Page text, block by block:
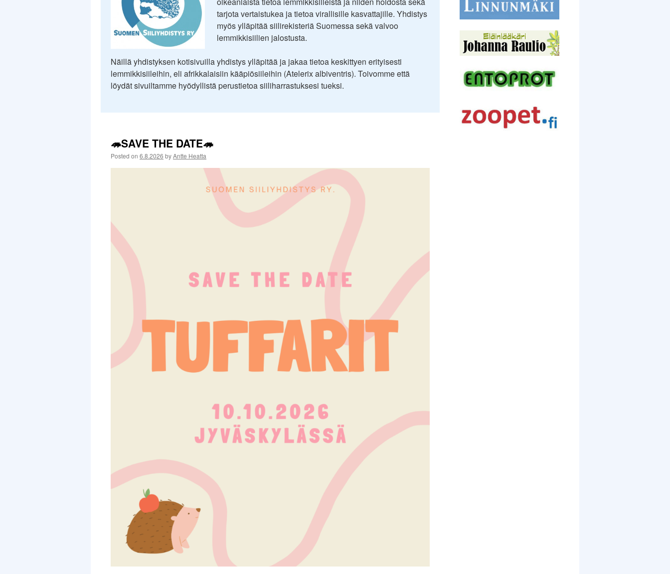
tarjota vertaistukea ja tietoa virallisille kasvattajille. Yhdistys
myös ylläpitää siilirekisteriä Suomessa sekä valvoo
lemmikkisiilien jalostusta.
Näillä yhdistyksen kotisivuilla yhdistys ylläpitää ja jakaa tietoa keskittyen erityisesti
lemmikkisiileihin, eli afrikkalaisiin kääpiösiileihin (Atelerix albiventris). Toivomme että
löydät sivuiltamme hyödyllistä perustietoa siiliharrastuksesi tueksi.
🦔SAVE THE DATE🦔
Posted on 6.8.2026 byAntte Heatta